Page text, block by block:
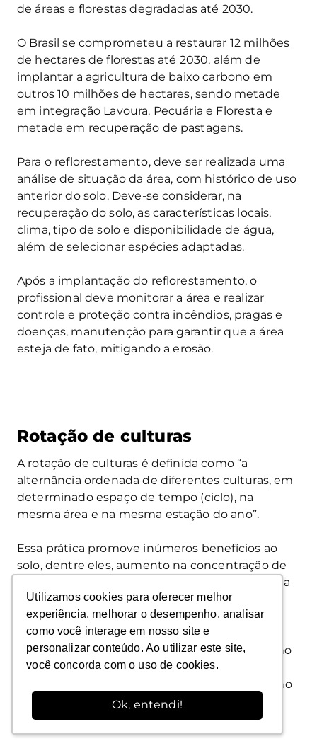
Utilizamos cookies para oferecer melhor
experiência, melhorar o desempenho, analisar
como você interage em nosso site e
personalizar conteúdo. Ao utilizar este site,
você concorda com o uso de cookies.
Ok, entendi!
Utilizamos cookies para oferecer melhor
experiência, melhorar o desempenho, analisar
como você interage em nosso site e
personalizar conteúdo. Ao utilizar este site,
você concorda com o uso de cookies.
Ok, entendi!
de áreas e florestas degradadas até 2030.
O Brasil se comprometeu a restaurar 12 milhões
de hectares de florestas até 2030, além de
implantar a agricultura de baixo carbono em
outros 10 milhões de hectares, sendo metade
em integração Lavoura, Pecuária e Floresta e
metade em recuperação de pastagens.
Para o reflorestamento, deve ser realizada uma
análise de situação da área, com histórico de uso
anterior do solo. Deve-se considerar, na
recuperação do solo, as características locais,
clima, tipo de solo e disponibilidade de água,
além de selecionar espécies adaptadas.
Após a implantação do reflorestamento, o
profissional deve monitorar a área e realizar
controle e proteção contra incêndios, pragas e
doenças, manutenção para garantir que a área
esteja de fato, mitigando a erosão.
Rotação de culturas
A rotação de culturas é definida como “a
alternância ordenada de diferentes culturas, em
determinado espaço de tempo (ciclo), na
mesma área e na mesma estação do ano”.
Essa prática promove inúmeros benefícios ao
solo, dentre eles, aumento na concentração de
carbono no solo pela decomposição da palhada
oriunda das plantas de cobertura.
Por envolver o plantio de diferentes espécies
vegetais, evita o esgotamento de nutrientes no
solo e contribui para o ganho de fertilidade do
solo. Por promover a aeração do solo e ajudar no
controle de pragas e doenças, é uma técnica
eficiente na recuperação do solo.